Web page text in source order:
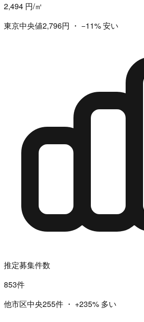
2,494 円/㎡
東京中央値2,796円 ・ −11%安い
推定募集件数
853件
他市区中央255件 ・ +235% 多い